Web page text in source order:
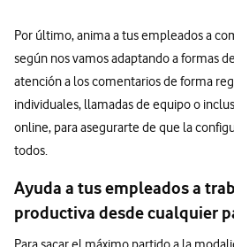
Por último, anima a tus empleados a
según nos vamos adaptando a formas
atención a los comentarios de forma
individuales, llamadas de equipo o
online, para asegurarte de que la
todos.
Ayuda a tus empleados a
productiva desde cualquier